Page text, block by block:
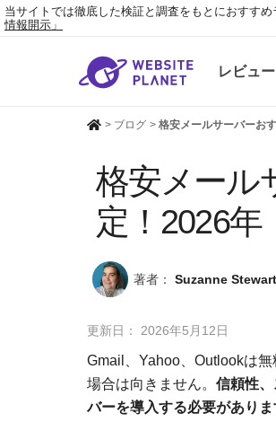
当サイトでは徹底した検証と調査をもとにおすす
情報開示」
レビュー
> ブログ > 格安メールサーバーお
格安メール
定！2026年
著者： Suzanne Stewart
更新日： 2026年5月12日
Gmail、Yahoo、Outlookは
場合は向きません。 信頼性
バーを導入する必要がありま